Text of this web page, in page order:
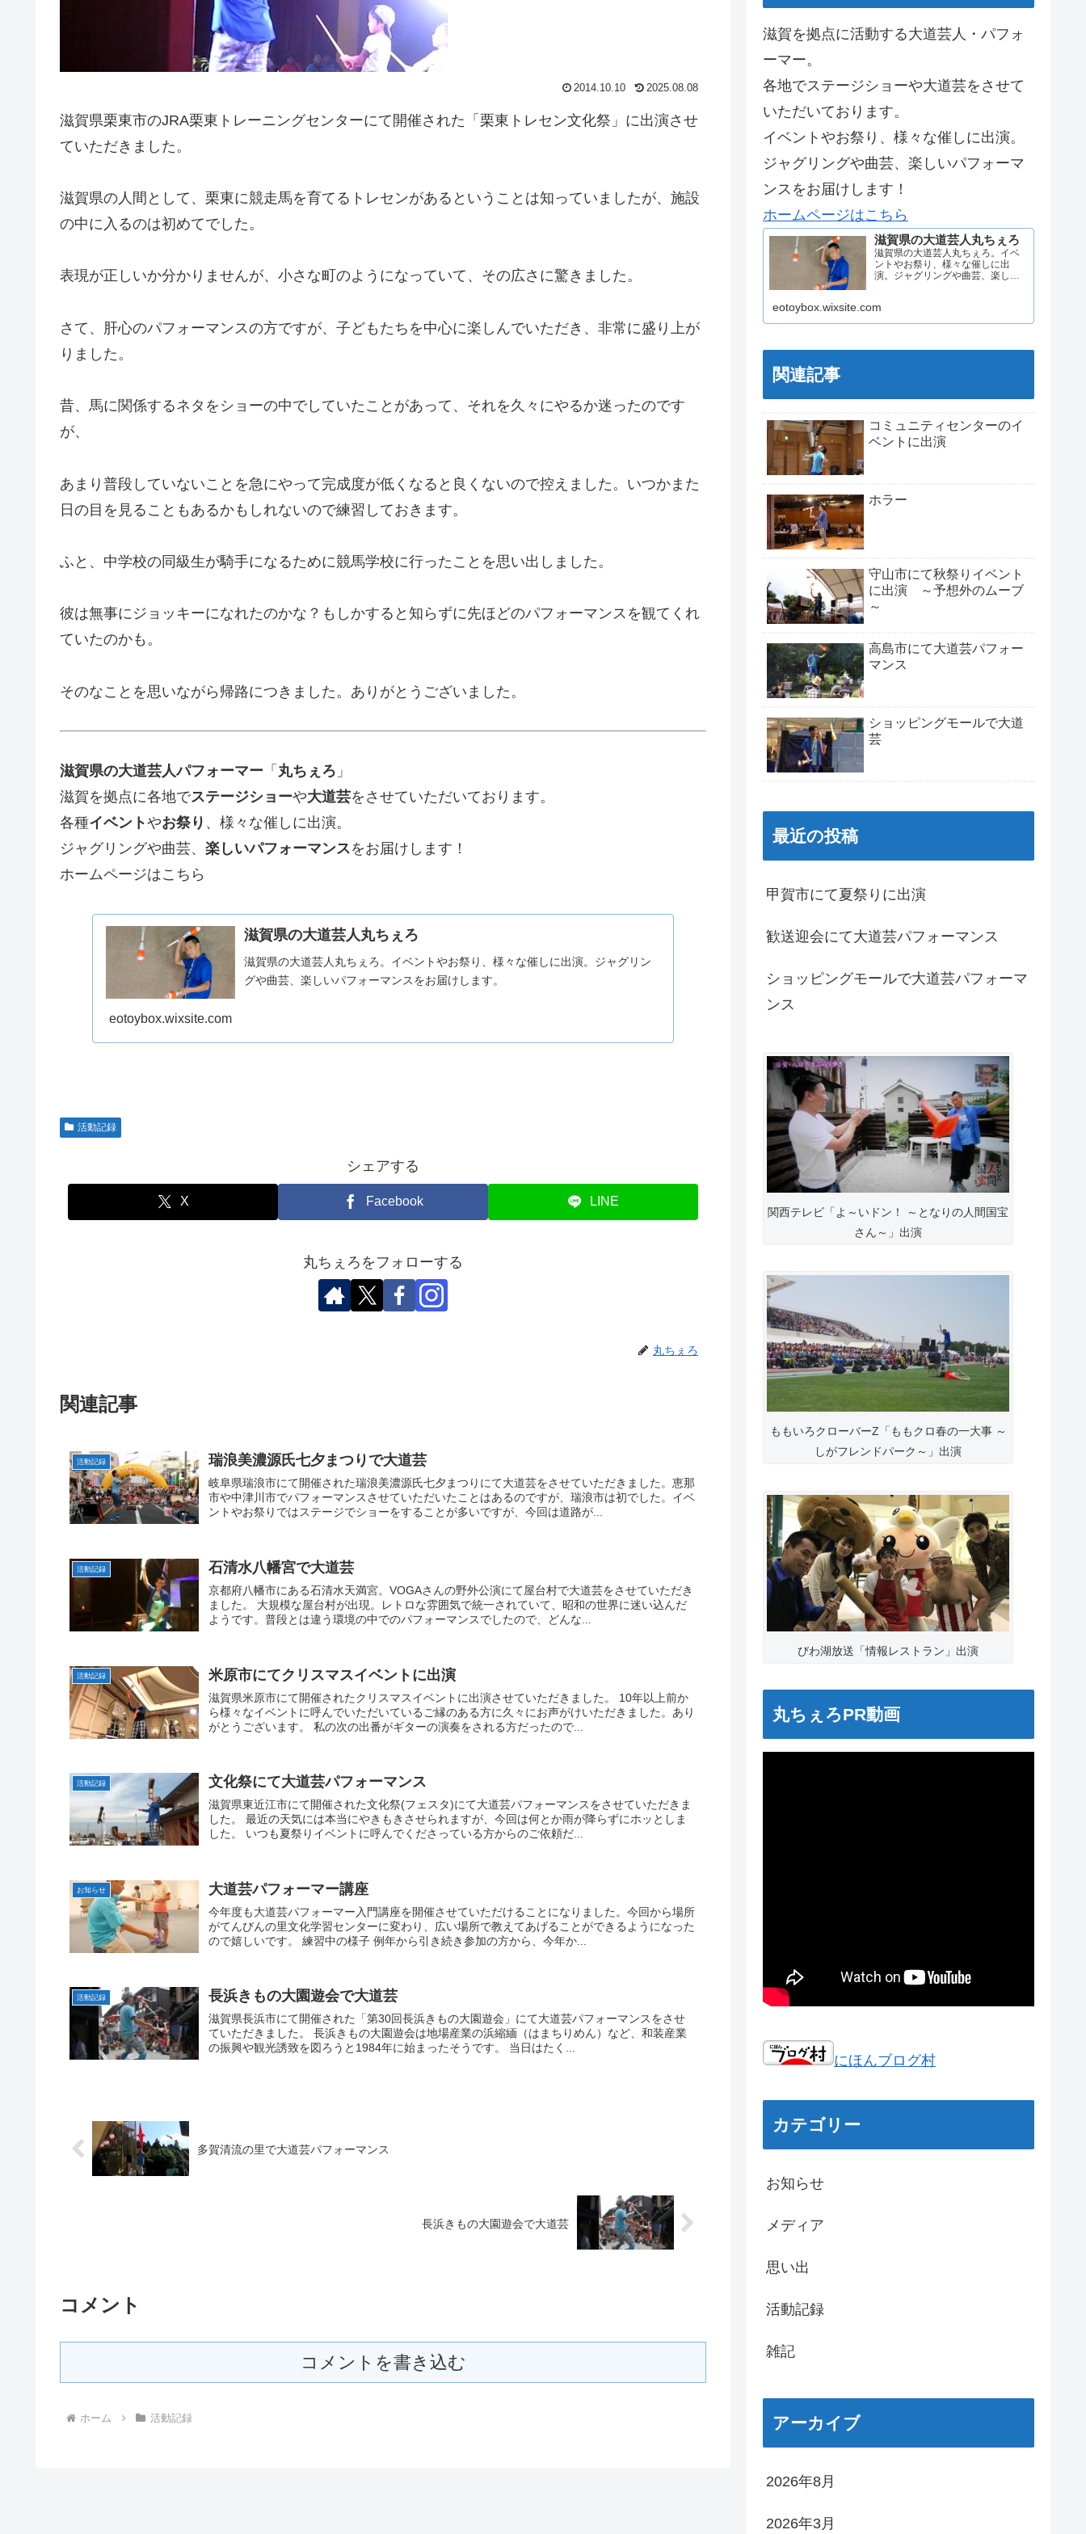
2014.10.10 2025.08.08
滋賀県栗東市のJRA栗東トレーニングセンターにて開催された「栗東トレセン文化祭」に出演させ
ていただきました。
滋賀県の人間として、栗東に競走馬を育てるトレセンがあるということは知っていましたが、施設
の中に入るのは初めてでした。
表現が正しいか分かりませんが、小さな町のようになっていて、その広さに驚きました。
さて、肝心のパフォーマンスの方ですが、子どもたちを中心に楽しんでいただき、非常に盛り上が
りました。
昔、馬に関係するネタをショーの中でしていたことがあって、それを久々にやるか迷ったのです
が、
あまり普段していないことを急にやって完成度が低くなると良くないので控えました。いつかまた
日の目を見ることもあるかもしれないので練習しておきます。
ふと、中学校の同級生が騎手になるために競馬学校に行ったことを思い出しました。
彼は無事にジョッキーになれたのかな？もしかすると知らずに先ほどのパフォーマンスを観てくれ
ていたのかも。
そのなことを思いながら帰路につきました。ありがとうございました。
滋賀県の大道芸人パフォーマー 「 丸ちぇろ 」
滋賀を拠点に各地でステージショーや大道芸をさせていただいております。
各種イベントやお祭り 、様々な催しに出演。
ジャグリングや曲芸、 楽しいパフォーマンスをお届けします！
ホームページはこちら
滋賀県の大道芸人丸ちぇろ
滋賀県の大道芸人丸ちぇろ。イベントやお祭り、様々な催しに出演。ジャグリン
グや曲芸、楽しいパフォーマンスをお届けします。
eotoybox.wixsite.com
活動記録
シェアする
X Facebook LINE
丸ちぇろをフォローする
丸ちぇろ
関連記事
活動記録 瑞浪美濃源氏七夕まつりで大道芸
岐阜県瑞浪市にて開催された瑞浪美濃源氏七夕まつりにて大道芸をさせていただきました。恵那
市や中津川市でパフォーマンスさせていただいたことはあるのですが、瑞浪市は初でした。イベ
ントやお祭りではステージでショーをすることが多いですが、今回は道路が...
活動記録 石清水八幡宮で大道芸
京都府八幡市にある石清水天満宮。VOGAさんの野外公演にて屋台村で大道芸をさせていただき
ました。 大規模な屋台村が出現。レトロな雰囲気で統一されていて、昭和の世界に迷い込んだ
ようです。普段とは違う環境の中でのパフォーマンスでしたので、どんな...
活動記録 米原市にてクリスマスイベントに出演
滋賀県米原市にて開催されたクリスマスイベントに出演させていただきました。 10年以上前か
ら様々なイベントに呼んでいただいているご縁のある方に久々にお声がけいただきました。あり
がとうございます。 私の次の出番がギターの演奏をされる方だったので...
活動記録 文化祭にて大道芸パフォーマンス
滋賀県東近江市にて開催された文化祭(フェスタ)にて大道芸パフォーマンスをさせていただきま
した。 最近の天気には本当にやきもきさせられますが、今回は何とか雨が降らずにホッとしま
した。 いつも夏祭りイベントに呼んでくださっている方からのご依頼だ...
お知らせ 大道芸パフォーマー講座
今年度も大道芸パフォーマー入門講座を開催させていただけることになりました。今回から場所
がてんびんの里文化学習センターに変わり、広い場所で教えてあげることができるようになった
ので嬉しいです。 練習中の様子 例年から引き続き参加の方から、今年か...
活動記録 長浜きもの大園遊会で大道芸
滋賀県長浜市にて開催された「第30回長浜きもの大園遊会」にて大道芸パフォーマンスをさせ
ていただきました。 長浜きもの大園遊会は地場産業の浜縮緬（はまちりめん）など、和装産業
の振興や観光誘致を図ろうと1984年に始まったそうです。 当日はたく...
多賀清流の里で大道芸パフォーマンス
長浜きもの大園遊会で大道芸
コメント
コメントを書き込む
ホーム 活動記録
滋賀を拠点に活動する大道芸人・パフォ
ーマー。
各地でステージショーや大道芸をさせて
いただいております。
イベントやお祭り、様々な催しに出演。
ジャグリングや曲芸、楽しいパフォーマ
ンスをお届けします！
ホームページはこちら
滋賀県の大道芸人丸ちぇろ
滋賀県の大道芸人丸ちぇろ。イベ
ントやお祭り、様々な催しに出
演。ジャグリングや曲芸、楽しい
eotoybox.wixsite.com
関連記事
コミュニティセンターのイ
ベントに出演
ホラー
守山市にて秋祭りイベント
に出演 ～予想外のムーブ
～
高島市にて大道芸パフォー
マンス
ショッピングモールで大道
芸
最近の投稿
甲賀市にて夏祭りに出演
歓送迎会にて大道芸パフォーマンス
ショッピングモールで大道芸パフォーマ
ンス
関西テレビ「よ～いドン！ ～となりの人間国宝
さん～」出演
ももいろクローバーZ「ももクロ春の一大事 ～
しがフレンドパーク～」出演
びわ湖放送「情報レストラン」出演
丸ちぇろPR動画
にほんブログ村
カテゴリー
お知らせ
メディア
思い出
活動記録
雑記
アーカイブ
2026年8月
2026年3月